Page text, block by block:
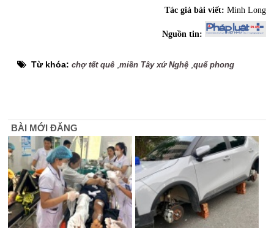
Tác giả bài viết: Minh Long
Nguồn tin:
Từ khóa:chợ tết quê ,miền Tây xứ Nghệ ,quế phong
BÀI MỚI ĐĂNG